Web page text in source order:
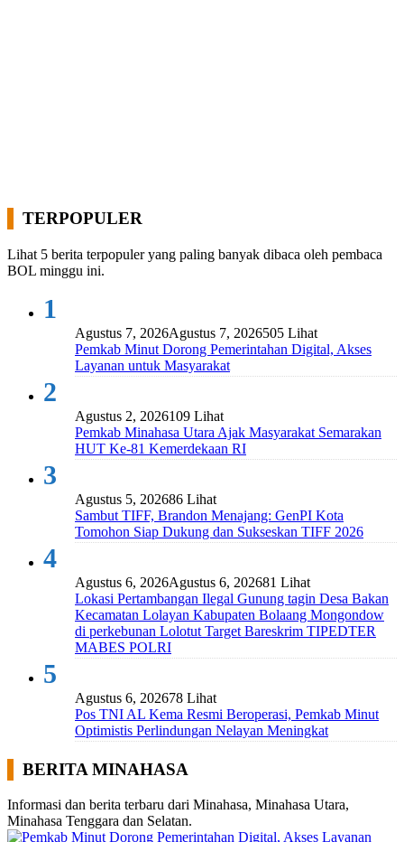
TERPOPULER
Lihat 5 berita terpopuler yang paling banyak dibaca oleh pembaca
BOL minggu ini.
1
Agustus 7, 2026Agustus 7, 2026505 Lihat
Pemkab Minut Dorong Pemerintahan Digital, Akses
Layanan untuk Masyarakat
2
Agustus 2, 2026109 Lihat
Pemkab Minahasa Utara Ajak Masyarakat Semarakan
HUT Ke-81 Kemerdekaan RI
3
Agustus 5, 202686 Lihat
Sambut TIFF, Brandon Menajang: ​GenPI Kota
Tomohon Siap Dukung dan Sukseskan TIFF 2026
4
Agustus 6, 2026Agustus 6, 202681 Lihat
Lokasi Pertambangan Ilegal Gunung tagin Desa Bakan
Kecamatan Lolayan Kabupaten Bolaang Mongondow
di perkebunan Lolotut Target Bareskrim TIPEDTER
MABES POLRI
5
Agustus 6, 202678 Lihat
Pos TNI AL Kema Resmi Beroperasi, Pemkab Minut
Optimistis Perlindungan Nelayan Meningkat
BERITA MINAHASA
Informasi dan berita terbaru dari Minahasa, Minahasa Utara,
Minahasa Tenggara dan Selatan.